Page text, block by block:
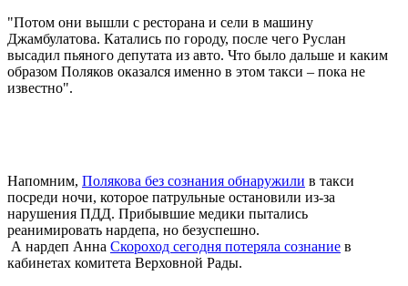
"Потом они вышли с ресторана и сели в машину
Джамбулатова. Катались по городу, после чего Руслан
высадил пьяного депутата из авто. Что было дальше и каким
образом Поляков оказался именно в этом такси – пока не
известно".
Напомним, Полякова без сознания обнаружили в такси
посреди ночи, которое патрульные остановили из-за
нарушения ПДД. Прибывшие медики пытались
реанимировать нардепа, но безуспешно.
А нардеп Анна Скороход сегодня потеряла сознание в
кабинетах комитета Верховной Рады.